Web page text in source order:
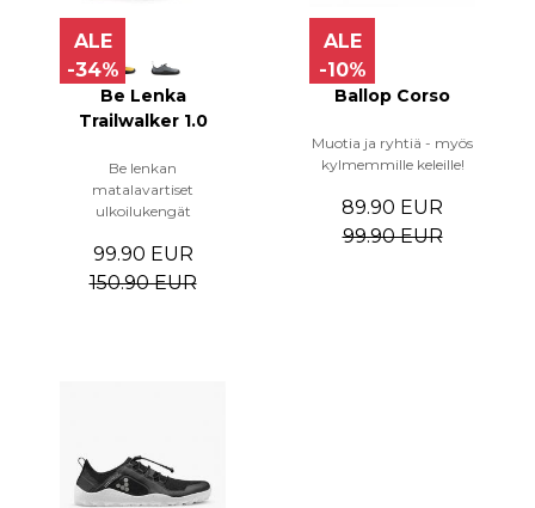
ALE
-34%
Be Lenka
Trailwalker 1.0
Be lenkan
matalavartiset
ulkoilukengät
99.90 EUR
150.90 EUR
ALE
-10%
Ballop Corso
Muotia ja ryhtiä - myös
kylmemmille keleille!
89.90 EUR
99.90 EUR